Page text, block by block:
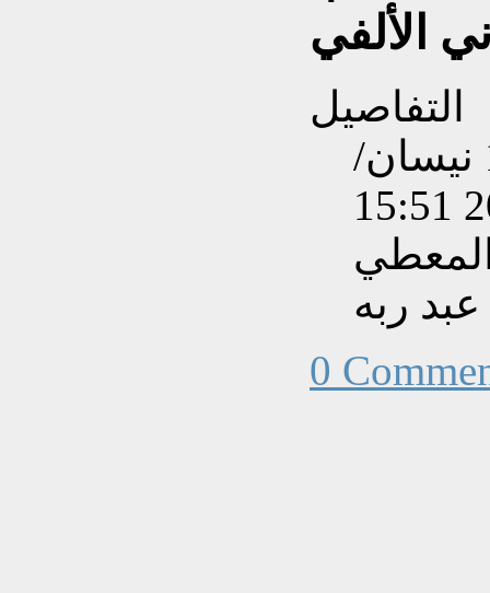
الألفي
التفاصيل
تم إنشاءه بتاريخ الإثنين, 17 نيسان/
ربه
0